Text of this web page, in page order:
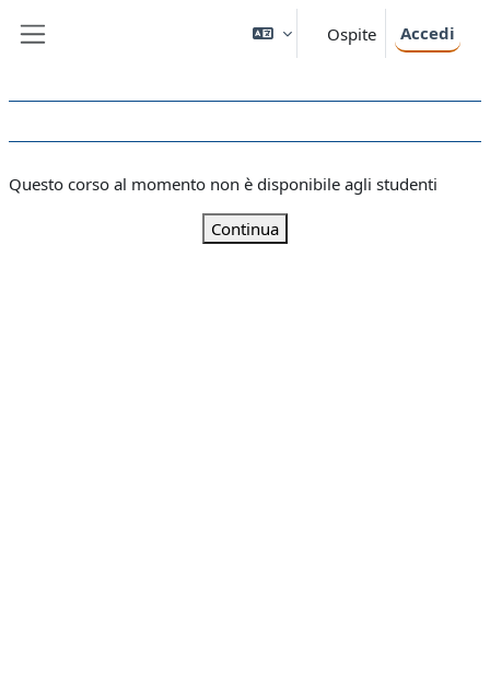
Ospite Accedi
Questo corso al momento non è disponibile agli studenti
Continua